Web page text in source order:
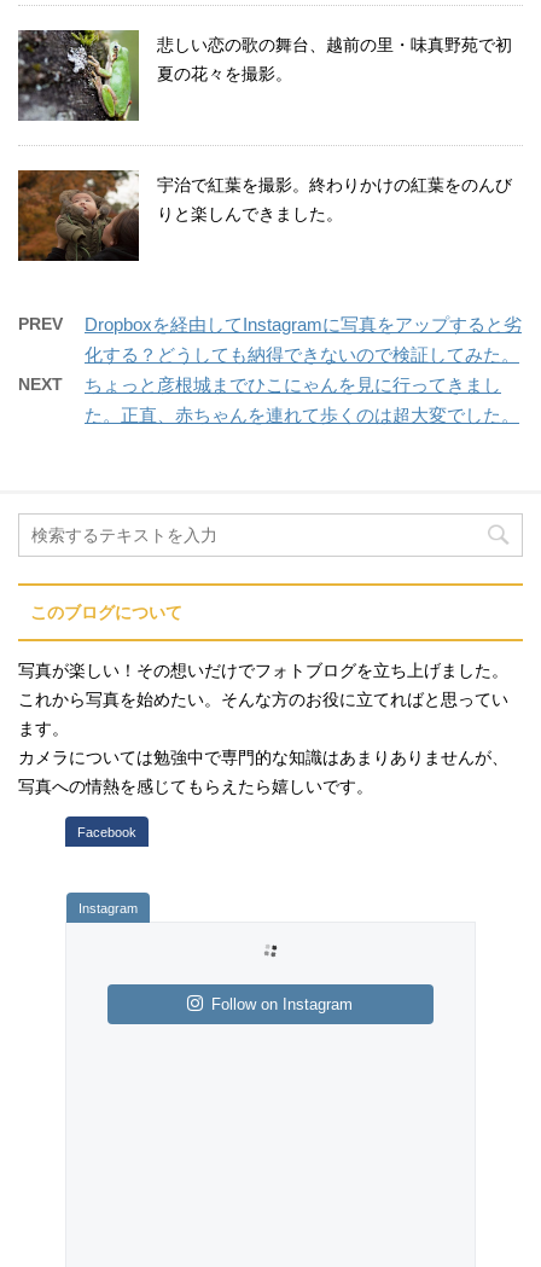
悲しい恋の歌の舞台、越前の里・味真野苑で初
夏の花々を撮影。
宇治で紅葉を撮影。終わりかけの紅葉をのんび
りと楽しんできました。
PREV
Dropboxを経由してInstagramに写真をアップすると劣
化する？どうしても納得できないので検証してみた。
NEXT
ちょっと彦根城までひこにゃんを見に行ってきまし
た。正直、赤ちゃんを連れて歩くのは超大変でした。
このブログについて
写真が楽しい！その想いだけでフォトブログを立ち上げました。
これから写真を始めたい。そんな方のお役に立てればと思ってい
ます。
カメラについては勉強中で専門的な知識はあまりありませんが、
写真への情熱を感じてもらえたら嬉しいです。
Follow on Instagram